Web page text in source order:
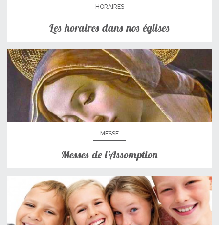
HORAIRES
Les horaires dans nos églises
MESSE
Messes de l’Assomption